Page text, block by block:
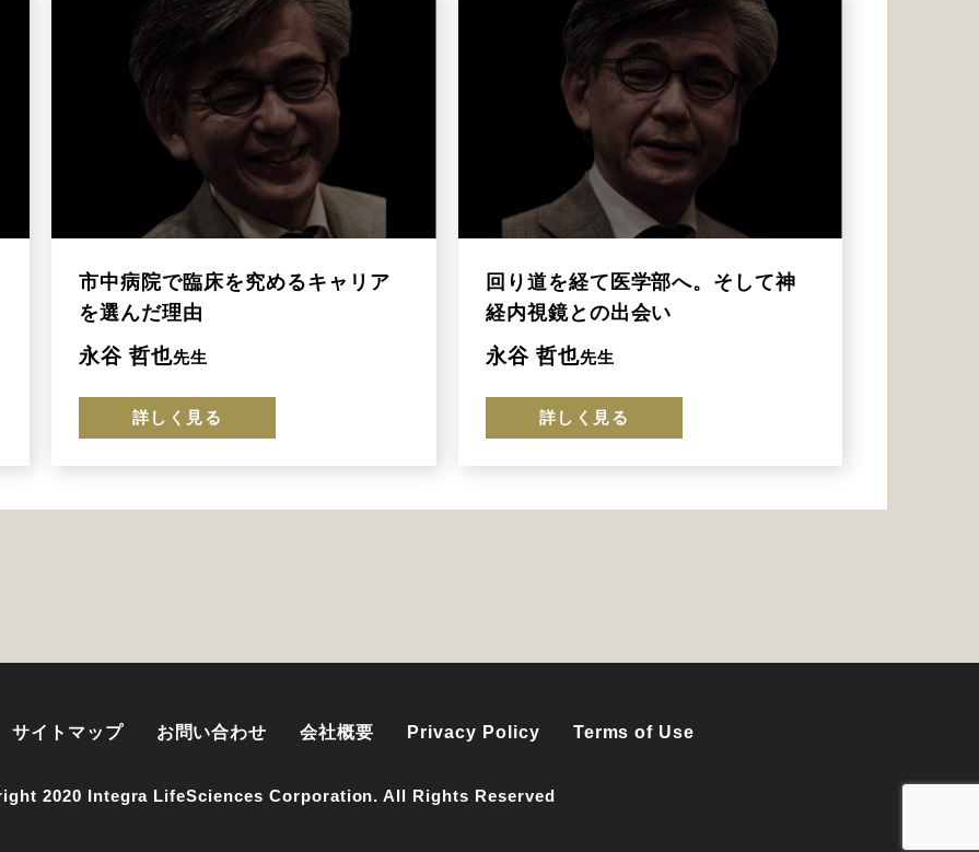
市中病院で臨床を究めるキャリア
を選んだ理由
永谷 哲也先生
詳しく見る
回り道を経て医学部へ。そして神
経内視鏡との出会い
永谷 哲也先生
詳しく見る
サイトマップ お問い合わせ 会社概要 Privacy Policy Terms of Use
2020 Integra LifeSciences Corporation. All Rights Reserved